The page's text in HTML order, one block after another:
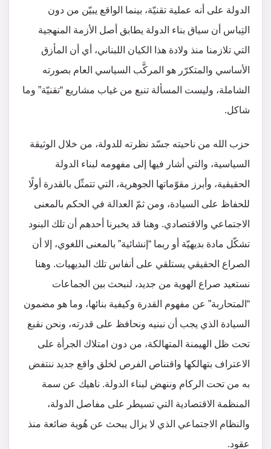
الدولة على أنه عملية تقنيّة، بينما الواقع يبيّن من دون
التِباس أن سياق بناء الدولة يطابق أصل الأزمة المنهجية
التي تلازمنا منذ ولادة هذا الكيان اللبناني، أي أن المأزق
الأساسي والمتكرّر هو المركَّب السياسي العام بصورته
الشاملة، وليست المسألة تنبع من غياب مشاريع “تقنيّة” وما
شاكل.
حزب الله من ناحيته جسّد نظرته للدولة، من خلال الوثيقة
السياسية، والتي أشار فيها إلى مفهومه لبناء الدولة
الحقيقية، وأبرز مقوّماتها الجوهرية، التي تتمثّل بالقدرة أولًا
للحفاظ على السيادة، ومن ثمّ العدالة في الحكم بالمعنى
الاجتماعي والاقتصادي. وهنا قد يخبرنا أحدهم أن تلك البنود
تشكّل مادة بديهيّة أو ربما “إنشائية” بالمعنى اللغوي، إلا أن
الصراع الحقيقي يستلقي على أنفاس تلك البديهيات. وهنا
نستعيد صراع الهوية من جديد، لنبحث بين الجماعات
“المتحاربة” عن مفهوم القدرة وكيفية بنائها، وما هو مضمون
السيادة الذي يجب أن نبنيه ونحافظ على قدرته، ونحن نقبع
تحت ظل الهيمنة المتهالكة، من دون امتلاك الجرأة على
الاعتراف بتهالكها واقتناص الفرص لخلق واقع جديد ننتفض
به من تحت الركام وننهض لبناء الدولة. ناهيك عن سمة
المنظمة الاقتصادية التي تسيطر على مفاصل الدولة،
والنظام الاجتماعي الذي لا يزال يبحث عن هُوية ضائعة منذ
عقود.